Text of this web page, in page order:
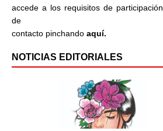
accede a los requisitos de
de
contacto pinchando aquí.
NOTICIAS EDITORIALES